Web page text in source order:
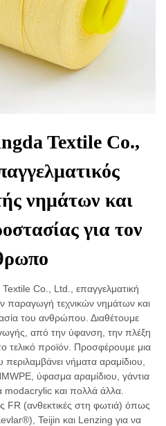
Textile Co.,
νημάτων και
για τον
Co., Ltd., επαγγελματική
παραγωγή τεχνικών νημάτων και
του ανθρώπου. Διαθέτουμε
από την ύφανση, την πλέξη
τελικό προϊόν. Προσφέρουμε μια
νήματα αραμίδιου,
ύφασμα αραμίδιου, γάντια
και πολλά άλλα.
FR (ανθεκτικές στη φωτιά) όπως
Teijin και Lenzing για να